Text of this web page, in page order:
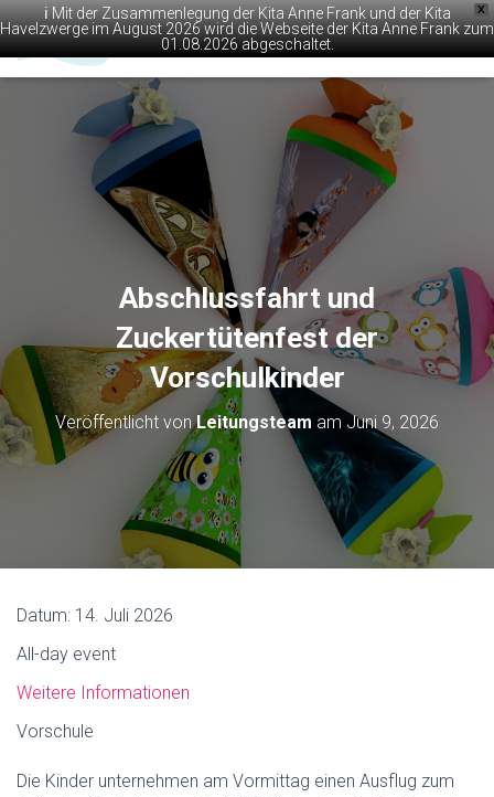
X
ℹ️ Mit der Zusammenlegung der Kita Anne Frank und der Kita
Havelzwerge im August 2026 wird die Webseite der Kita Anne Frank zum
01.08.2026 abgeschaltet.
N
A
U
M
S
C
A
Abschlussfahrt und
Zuckertütenfest der
Vorschulkinder
Veröffentlicht vonLeitungsteam am Juni 9, 2026
Datum: 14. Juli 2026
All-day event
Weitere Informationen
Vorschule
Die Kinder unternehmen am Vormittag einen Ausflug zum